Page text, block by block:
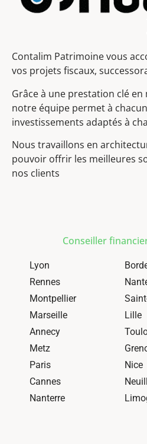
Contalim Patrimoine vous
vos projets fiscaux,
Grâce à une prestation clé
notre équipe permet à
investissements adaptés à
Nous travaillons en
pouvoir offrir les meilleures
nos clients
Conseiller
Lyon
Rennes
Montpellier
Marseille
Lille
Annecy
Metz
Paris
Nice
Cannes
Nanterre